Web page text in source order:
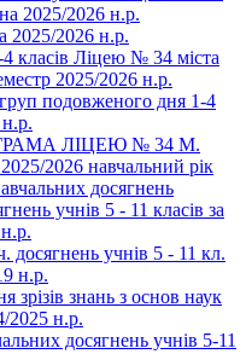
2025/2026 н.р.
2025/2026 н.р.
4 класів Ліцею № 34 міста
2025/2026 н.р.
подовженого дня 1-4
ЛІЦЕЮ № 34 М.
2026 навчальний рік
досягнень
учнів 5 - 11 класів за
досягнень учнів 5 - 11 кл.
н.р.
зрізів знань з основ наук
2025 н.р.
досягнень учнів 5-11